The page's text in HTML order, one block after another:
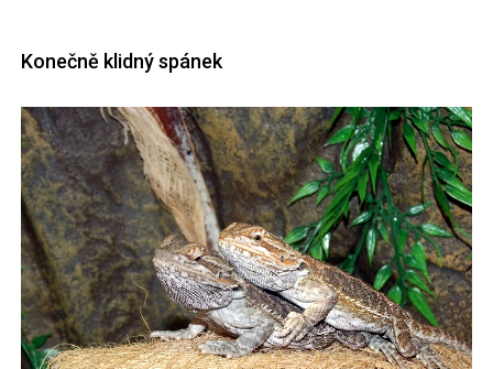
Konečně klidný spánek